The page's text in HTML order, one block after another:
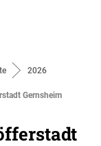
2026
Gernsheim